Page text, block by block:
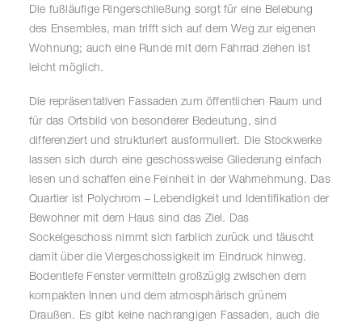
Die fußläufige Ringerschließung sorgt für eine Belebung
des Ensembles, man trifft sich auf dem Weg zur eigenen
Wohnung; auch eine Runde mit dem Fahrrad ziehen ist
leicht möglich.
Die repräsentativen Fassaden zum öffentlichen Raum und
für das Ortsbild von besonderer Bedeutung, sind
differenziert und strukturiert ausformuliert. Die Stockwerke
lassen sich durch eine geschossweise Gliederung einfach
lesen und schaffen eine Feinheit in der Wahrnehmung. Das
Quartier ist Polychrom – Lebendigkeit und Identifikation der
Bewohner mit dem Haus sind das Ziel. Das
Sockelgeschoss nimmt sich farblich zurück und täuscht
damit über die Viergeschossigkeit im Eindruck hinweg.
Bodentiefe Fenster vermitteln großzügig zwischen dem
kompakten Innen und dem atmosphärisch grünem
Draußen. Es gibt keine nachrangigen Fassaden, auch die